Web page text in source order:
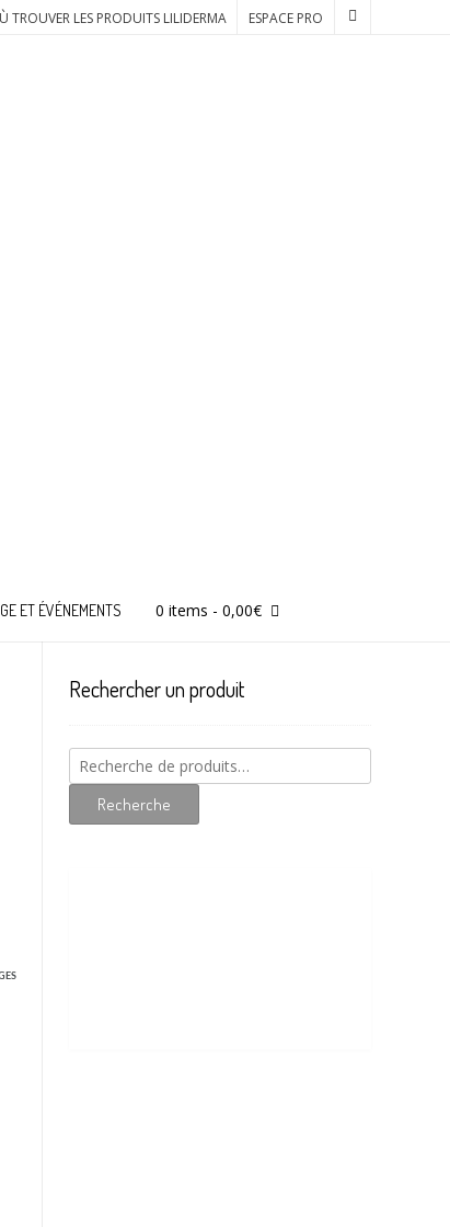
TROUVER LES PRODUITS LILIDERMA ESPACE PRO
ET ÉVÉNEMENTS 0 items - 0,00€
Rechercher un produit
Recherche
pour :
Recherche